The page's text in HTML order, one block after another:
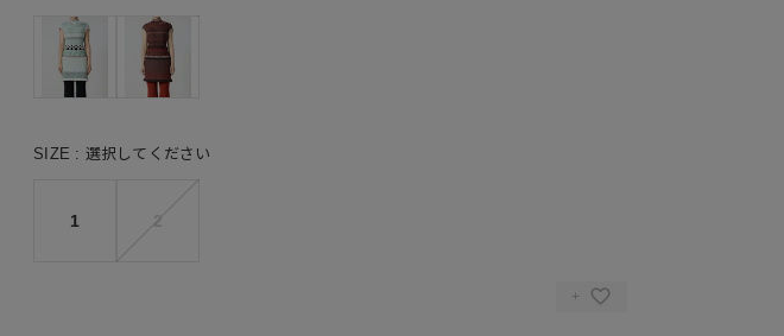
MINT GREEN H168 着用サイズ：1
SIZE 選択してください
1